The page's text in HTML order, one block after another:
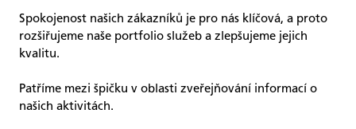
Spokojenost našich zákazníků je pro nás klíčová, a proto
rozšiřujeme naše portfolio služeb a zlepšujeme jejich
kvalitu.
Patříme mezi špičku v oblasti zveřejňování informací o
našich aktivitách.